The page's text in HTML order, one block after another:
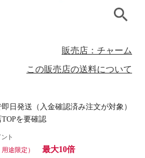
販売店：チャーム
この販売店の送料について
日発送（入金確認済み注文が対象）
を要確認
用途限定）
最大10倍